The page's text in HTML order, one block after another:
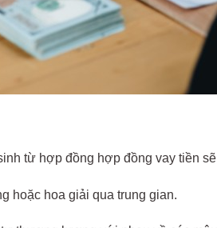
từ hợp đồng hợp đồng vay tiền
hoặc hoa giải qua trung gian.